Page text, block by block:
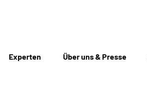
Experten Über uns & Presse